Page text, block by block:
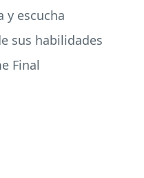
y escucha
sus habilidades
Final